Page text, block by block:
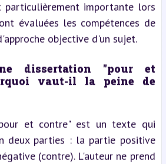
importante lors
évaluées les compétences de
objective d'un sujet.
dissertation "pour et
vaut-il la peine de
et contre" est un texte qui
deux parties : la partie positive
(contre). L'auteur ne prend